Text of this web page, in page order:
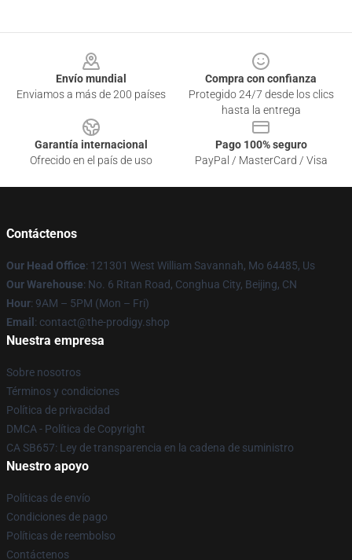
Envío mundial
Enviamos a más de 200 países
Compra con confianza
Protegido 24/7 desde los clics
hasta la entrega
Garantía internacional
Ofrecido en el país de uso
Pago 100% seguro
PayPal / MasterCard / Visa
Contáctenos
Our Head Office: 121301 West William Savannah, Mo 64485, Us
Our Warehouse: No. 6 Ritan Road, Conghua City, Beijing, CN
Hour: 9AM – 5PM (Mon – Fri)
Email : contact@the-prodigy.shop
Nuestra empresa
Sobre nosotros
Términos y condiciones
Política de privacidad
DMCA - Política de Copyright
CA SB657: Ley de transparencia en la cadena de suministro
Nuestro apoyo
Políticas de envío
Condiciones de pago
Políticas de reembolso
Contáctenos